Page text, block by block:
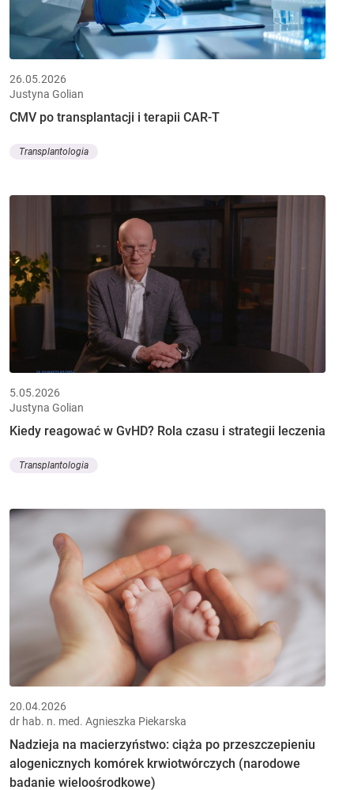
26.05.2026
Justyna Golian
CMV po transplantacji i terapii CAR-T
Transplantologia
5.05.2026
Justyna Golian
Kiedy reagować w GvHD? Rola czasu i strategii leczenia
Transplantologia
20.04.2026
dr hab. n. med. Agnieszka Piekarska
Nadzieja na macierzyństwo: ciąża po przeszczepieniu
alogenicznych komórek krwiotwórczych (narodowe
badanie wieloośrodkowe)